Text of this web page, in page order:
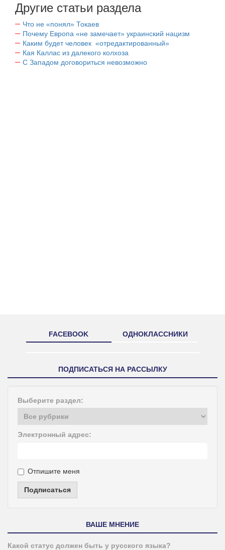
Другие статьи раздела
Что не «понял» Токаев
Почему Европа «не замечает» украинский нацизм
Каким будет человек «отредактированный»
Кая Каллас из далекого колхоза
С Западом договориться невозможно
FACEBOOK ОДНОКЛАССНИКИ
ПОДПИСАТЬСЯ НА РАССЫЛКУ
Выберите раздел:
Электронный адрес:
Отпишите меня
Подписаться
ВАШЕ МНЕНИЕ
Какой статус должен быть у русского языка?